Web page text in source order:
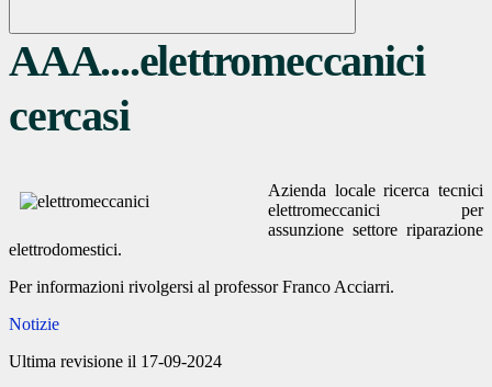
AAA....elettromeccanici
cercasi
Azienda locale ricerca tecnici
elettromeccanici per
assunzione settore riparazione
elettrodomestici.
Per informazioni rivolgersi al professor Franco Acciarri.
Notizie
Ultima revisione il 17-09-2024